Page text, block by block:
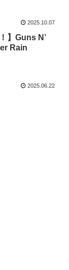
2025.10.07
】Guns N’
Rain
2025.06.22